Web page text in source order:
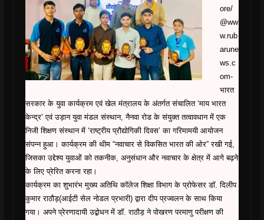
ore/
@ww
w.rub
arune
ws.c
om-
भारत
सरकार के युवा कार्यक्रम एवं खेल मंत्रालय के अंतर्गत संचालित ‘माय भारत
केन्द्र’ एवं उड़ान युवा मंडल संस्थान, नैनवा रोड के संयुक्त तत्वावधान में एक
निजी शिक्षण संस्थान में ‘राष्ट्रीय प्रौद्योगिकी दिवस’ का गरिमामयी आयोजन
संपन्न हुआ। कार्यक्रम की थीम “नवाचार से विकसित भारत की ओर” रखी गई,
जिसका उद्देश्य युवाओं को तकनीक, अनुसंधान और नवाचार के क्षेत्र में आगे बढ़ने
के लिए प्रेरित करना रहा।
कार्यक्रम का शुभारंभ मुख्य अतिथि कॉलेज शिक्षा विभाग के प्रोफेसर डॉ. दिलीप
कुमार राठौड़(आईटी सेल नोडल प्रभारी) द्वारा दीप प्रज्वलन के साथ किया
गया। अपने प्रेरणादायी उद्बोधन में डॉ. राठौड़ ने पोखरण परमाणु परीक्षण की